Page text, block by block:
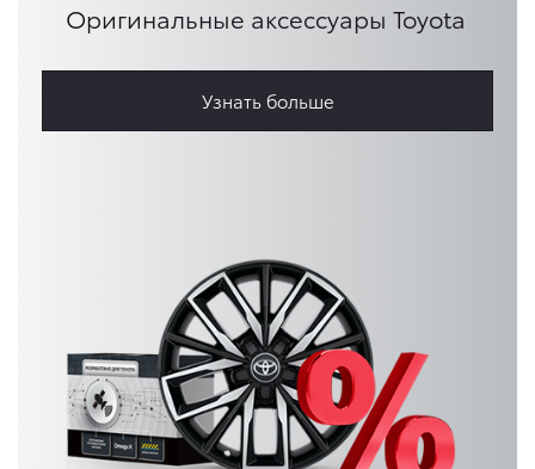
Оригинальные аксессуары Toyota
Узнать больше